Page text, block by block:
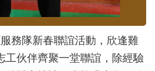
務隊新春聯誼活動，欣逢雞
工伙伴齊聚一堂聯誼，除經驗